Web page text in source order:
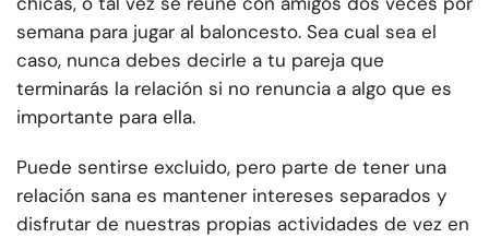
semana para jugar al baloncesto. Sea cual sea el
caso, nunca debes decirle a tu pareja que
terminarás la relación si no renuncia a algo que es
importante para ella.
Puede sentirse excluido, pero parte de tener una
relación sana es mantener intereses separados y
disfrutar de nuestras propias actividades de vez en